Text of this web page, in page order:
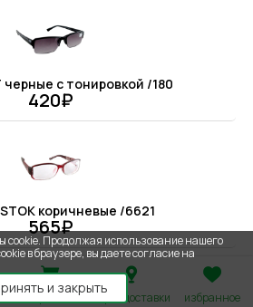
корзина адрес доставки избранное
черные с тонировкой /180
420₽
коричневые /6621
565₽
cookie. Продолжая использование нашего
в браузере, вы даете согласие на
и закрыть